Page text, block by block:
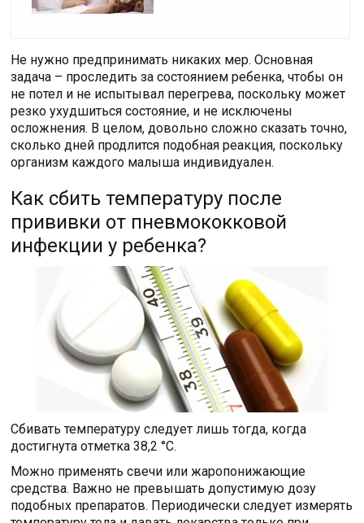
Не нужно предпринимать никаких мер. Основная
задача – проследить за состоянием ребенка, чтобы он
не потел и не испытывал перегрева, поскольку может
резко ухудшиться состояние, и не исключены
осложнения. В целом, довольно сложно сказать точно,
сколько дней продлится подобная реакция, поскольку
организм каждого малыша индивидуален.
Как сбить температуру после
прививки от пневмококковой
инфекции у ребенка?
Сбивать температуру следует лишь тогда, когда
достигнута отметка 38,2 °C.
Можно применять свечи или жаропонижающие
средства. Важно не превышать допустимую дозу
подобных препаратов. Периодически следует измерять